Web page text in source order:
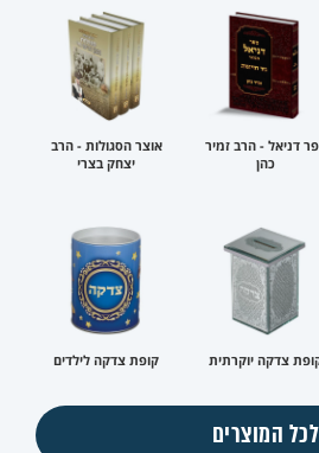
דניאל - הרב זמיר
כהן
אוצר הסגולות - הרב
יצחק בצרי
צדקה יוקרתית קופת צדקה לילדים
לכל המוצרים